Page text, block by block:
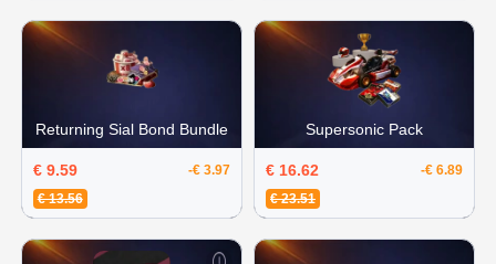
Returning Sial Bond Bundle
€ 9.59
-€ 3.97
€ 13.56
Supersonic Pack
€ 16.62
-€ 6.89
€ 23.51